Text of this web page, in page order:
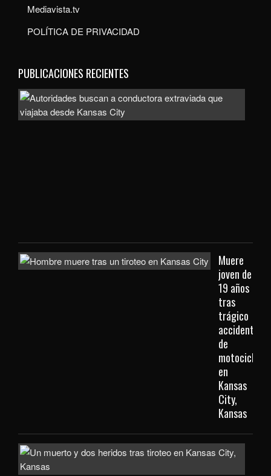
Mediavista.tv
POLÍTICA DE PRIVACIDAD
PUBLICACIONES RECIENTES
Muere
joven de
19 años
tras
trágico
accidente
de
motocicleta
en
Kansas
City,
Kansas